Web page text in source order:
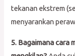
tekanan ekstrem
menyarankan
5. Bagaimana cara